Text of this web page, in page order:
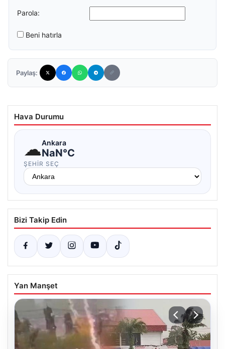
Parola:
Beni hatırla
Paylaş:
Hava Durumu
☁Ankara
NaN°C
ŞEHIR SEÇ
Bizi Takip Edin
Yan Manşet